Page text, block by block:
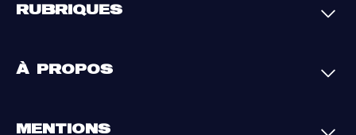
RUBRIQUES
À PROPOS
MENTIONS